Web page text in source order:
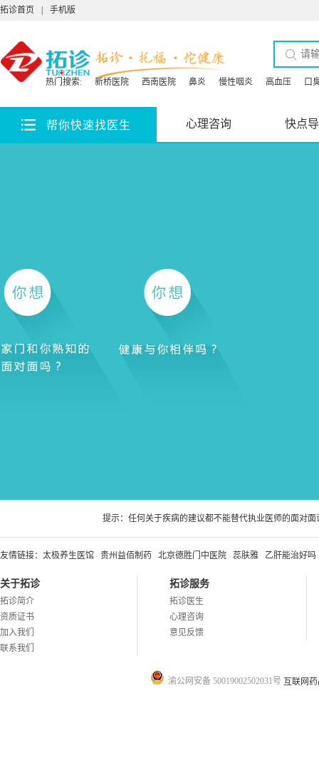
拓诊首页 手机版
热门搜索: 新桥医院 西南医院 鼻炎 慢性咽炎 高血压 口
帮你快速找医生 心理咨询 快点
提示：任何关于疾病的建议都不能替代执业医师的面对
友情链接： 太极养生医馆 贵州益佰制药 北京德胜门中医院 蕊肤雅 乙肝能治好吗
关于拓诊
拓诊简介
资质证书
加入我们
联系我们
拓诊服务
拓诊医生
心理咨询
意见反馈
渝公网安备 50019002502031号 互联网